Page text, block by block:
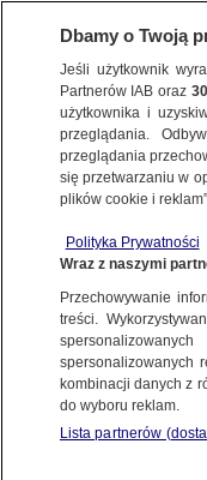
WŁADIMIR
Putin
dla
ŚWIAT
Dbamy o Twoją
Jeśli użytkownik
Partnerów IAB oraz30
użytkownika i
przeglądania.
przeglądania
się przetwarzaniu w
plików cookie i
Polityka Prywatności
Wraz z naszymi
Przechowywanie
treści.
spersonalizowanych
kombinacji danych z
do wyboru reklam.
Lista partnerów